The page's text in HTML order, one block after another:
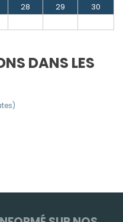
28 29
30
DANS LES